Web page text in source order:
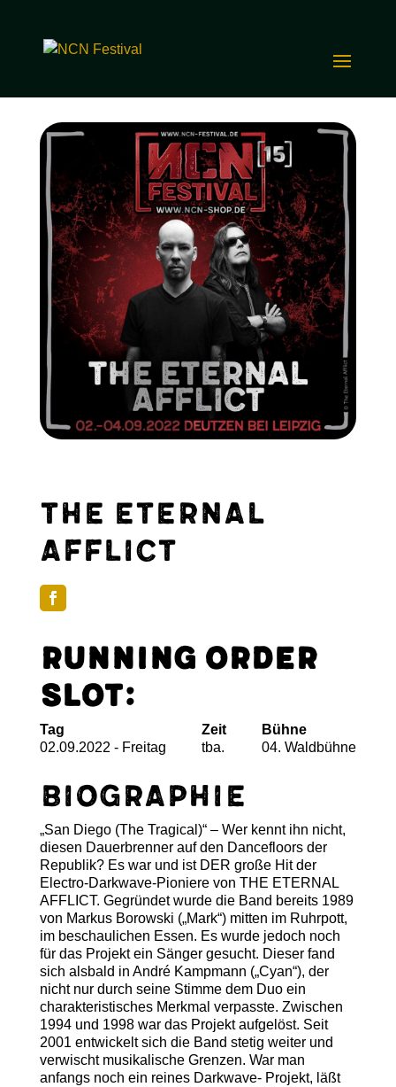
The Eternal
Afflict
Running Order
Slot:
Tag
02.09.2022 - Freitag
Zeit
tba.
Bühne
04. Waldbühne
Biographie
„San Diego (The Tragical)“ – Wer kennt ihn nicht,
diesen Dauerbrenner auf den Dancefloors der
Republik? Es war und ist DER große Hit der
Electro-Darkwave-Pioniere von THE ETERNAL
AFFLICT. Gegründet wurde die Band bereits 1989
von Markus Borowski („Mark“) mitten im Ruhrpott,
im beschaulichen Essen. Es wurde jedoch noch
für das Projekt ein Sänger gesucht. Dieser fand
sich alsbald in André Kampmann („Cyan“), der
nicht nur durch seine Stimme dem Duo ein
charakteristisches Merkmal verpasste. Zwischen
1994 und 1998 war das Projekt aufgelöst. Seit
2001 entwickelt sich die Band stetig weiter und
verwischt musikalische Grenzen. War man
anfangs noch ein reines Darkwave- Projekt, läßt